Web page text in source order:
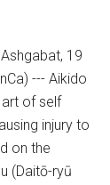
19
--- Aikido
art of self
injury to
on the
(Daitō-ryū